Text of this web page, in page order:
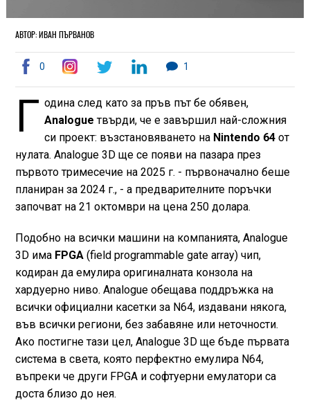
АВТОР: ИВАН ПЪРВАНОВ
0 1
Г одина след като за пръв път бе обявен,
Analogue твърди, че е завършил най-сложния
си проект: възстановяването на Nintendo 64 от
нулата. Analogue 3D ще се появи на пазара през
първото тримесечие на 2025 г. - първоначално беше
планиран за 2024 г., - а предварителните поръчки
започват на 21 октомври на цена 250 долара.
Подобно на всички машини на компанията, Analogue
3D има FPGA(field programmable gate array) чип,
кодиран да емулира оригиналната конзола на
хардуерно ниво. Analogue обещава поддръжка на
всички официални касетки за N64, издавани някога,
във всички региони, без забавяне или неточности.
Ако постигне тази цел, Analogue 3D ще бъде първата
система в света, която перфектно емулира N64,
въпреки че други FPGA и софтуерни емулатори са
доста близо до нея.